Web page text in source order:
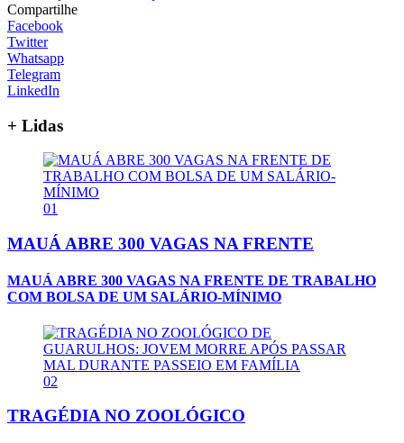
Compartilhe
Facebook
Twitter
Whatsapp
Telegram
LinkedIn
+ Lidas
01
MAUÁ ABRE 300 VAGAS NA FRENTE
MAUÁ ABRE 300 VAGAS NA FRENTE DE TRABALHO
COM BOLSA DE UM SALÁRIO-MÍNIMO
02
TRAGÉDIA NO ZOOLÓGICO